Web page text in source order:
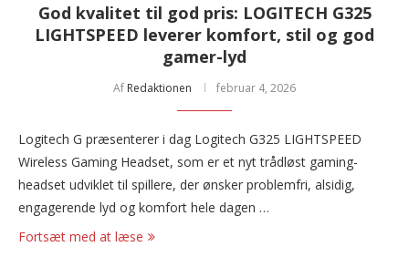
God kvalitet til god pris: LOGITECH G325
LIGHTSPEED leverer komfort, stil og god
gamer-lyd
Af Redaktionen februar 4, 2026
Logitech G præsenterer i dag Logitech G325 LIGHTSPEED
Wireless Gaming Headset, som er et nyt trådløst gaming-
headset udviklet til spillere, der ønsker problemfri, alsidig,
engagerende lyd og komfort hele dagen …
Fortsæt med at læse